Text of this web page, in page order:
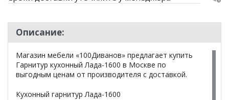
Описание:
Магазин мебели «100Диванов» предлагает купить
Гарнитур кухонный Лада-1600 в Москве по
выгодным ценам от производителя с доставкой.
Кухонный гарнитур Лада-1600